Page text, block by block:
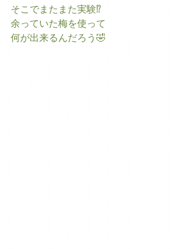
そこでまたまた実験⁉️
余っていた梅を使って
何が出来るんだろう🤣